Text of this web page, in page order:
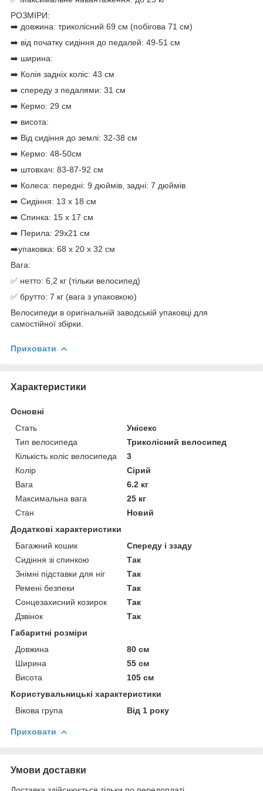
РОЗМІРИ:
➡️ довжина: триколісний 69 см (побігова 71 см)
➡️ від початку сидіння до педалей: 49-51 см
➡️ ширина:
➡️ Колія задніх коліс: 43 см
➡️ спереду з педалями: 31 см
➡️ Кермо: 29 см
➡️ висота:
➡️ Від сидіння до землі: 32-38 см
➡️ Кермо: 48-50см
➡️ штовхач: 83-87-92 см
➡️ Колеса: передні: 9 дюймів, задні: 7 дюймів
➡️ Сидіння: 13 х 18 см
➡️ Спинка: 15 х 17 см
➡️ Перила: 29х21 см
➡️упаковка: 68 х 20 х 32 см
Вага:
✅ нетто: 6,2 кг (тільки велосипед)
✅ брутто: 7 кг (вага з упаковкою)
Велосипеди в оригінальній заводській упаковці для
самостійної збірки.
Приховати
Характеристики
Основні
Стать
Унісекс
Тип велосипеда
Триколісний велосипед
Кількість коліс велосипеда
3
Колір
Сірий
Вага
6.2 кг
Максимальна вага
25 кг
Стан
Новий
Додаткові характеристики
Багажний кошик
Спереду і ззаду
Сидіння зі спинкою
Так
Знімні підставки для ніг
Так
Ремені безпеки
Так
Сонцезахисний козирок
Так
Дзвінок
Так
Габаритні розміри
Довжина
80 см
Ширина
55 см
Висота
105 см
Користувальницькі характеристики
Вікова група
Від 1 року
Приховати
Умови доставки